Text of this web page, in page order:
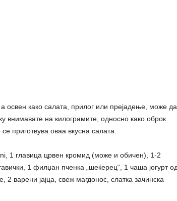
освен како салата, прилог или прејадење, може
внимавате на килограмите, односно како оброк
приготвува оваа вкусна салата.
1 главица црвен кромид (може и обичен), 1-2
1 филџан пченка „шеќерец“, 1 чаша јогурт од
варени јајца, свеж магдонос, слатка зачинска